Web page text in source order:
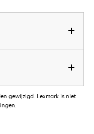
gewijzigd. Lexmark is niet